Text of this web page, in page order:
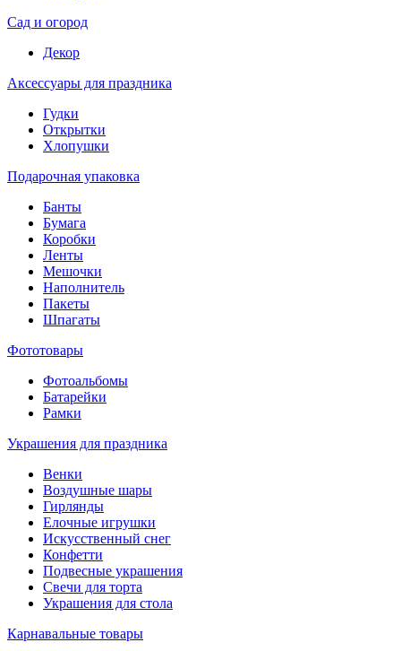
Сад и огород
Декор
Аксессуары для праздника
Гудки
Открытки
Хлопушки
Подарочная упаковка
Банты
Бумага
Коробки
Ленты
Мешочки
Наполнитель
Пакеты
Шпагаты
Фототовары
Фотоальбомы
Батарейки
Рамки
Украшения для праздника
Венки
Воздушные шары
Гирлянды
Елочные игрушки
Искусственный снег
Конфетти
Подвесные украшения
Свечи для торта
Украшения для стола
Карнавальные товары